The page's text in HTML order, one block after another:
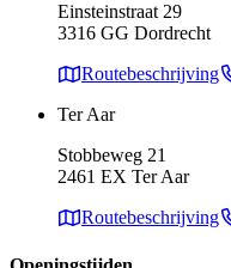
Einsteinstraat 29
3316 GG Dordrecht
Routebeschrijving
Ter Aar
Stobbeweg 21
2461 EX Ter Aar
Routebeschrijving